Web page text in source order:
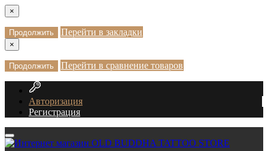
×
Продолжить Перейти в закладки
×
Продолжить Перейти в сравнение товаров
Авторизация
Регистрация